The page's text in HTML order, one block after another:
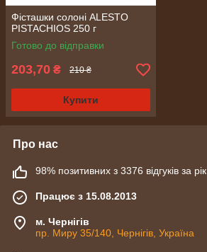
Фісташки солоні ALESTO
PISTACHIOS 250 г
Готово до відправки
203,70 ₴ 210 ₴
Купити
Про нас
98% позитивних з 3376 відгуків за рік
Працює з 15.08.2013
м. Чернігів
пр. Миру 35/140, Чернігів, Україна